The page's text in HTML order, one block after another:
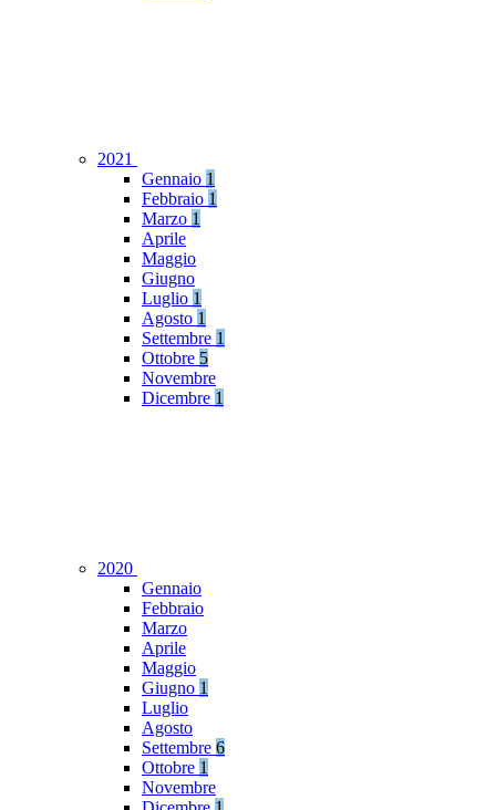
2021
Gennaio 1
Febbraio 1
Marzo 1
Aprile
Maggio
Giugno
Luglio 1
Agosto 1
Settembre 1
Ottobre 5
Novembre
Dicembre 1
2020
Gennaio
Febbraio
Marzo
Aprile
Maggio
Giugno 1
Luglio
Agosto
Settembre 6
Ottobre 1
Novembre